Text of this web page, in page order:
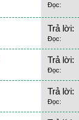
Đọc:
Trả lời:
Đọc:
Trả lời:
Đọc:
Trả lời:
Đọc: